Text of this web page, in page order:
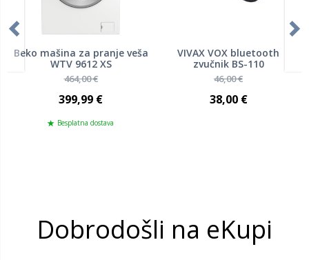
Beko mašina za pranje veša
WTV 9612 XS
464,00 €
399,99 €
Besplatna dostava
VIVAX VOX bluetooth
zvučnik BS-110
46,00 €
38,00 €
Dobrodošli na eKupi